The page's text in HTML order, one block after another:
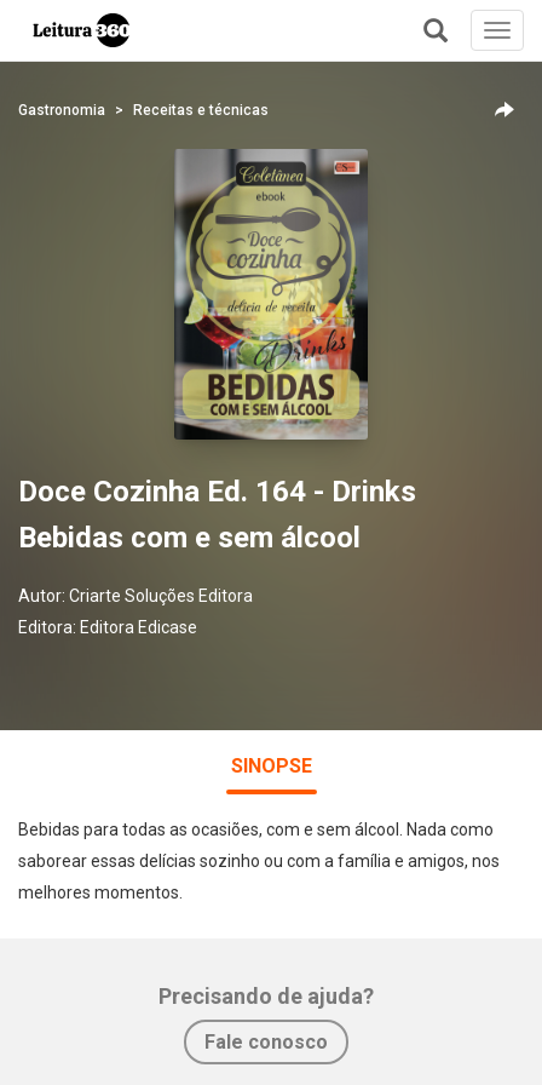
+
Gastronomia Receitas e técnicas
Doce Cozinha Ed. 164 - Drinks
Bebidas com e sem álcool
Autor: Criarte Soluções Editora
Editora: Editora Edicase
SINOPSE
Bebidas para todas as ocasiões, com e sem álcool. Nada como
saborear essas delícias sozinho ou com a família e amigos, nos
melhores momentos.
Precisando de ajuda?
Fale conosco
Facebook Twitter